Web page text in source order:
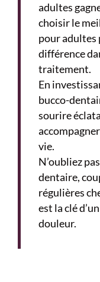
adultes
choisir le
pour adultes
différence
traitement.
En
bucco-
sourire
vie.
N’oubliez
dentaire,
régulières
est la clé
douleur.